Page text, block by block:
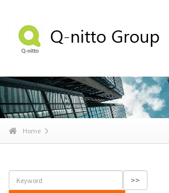
Home